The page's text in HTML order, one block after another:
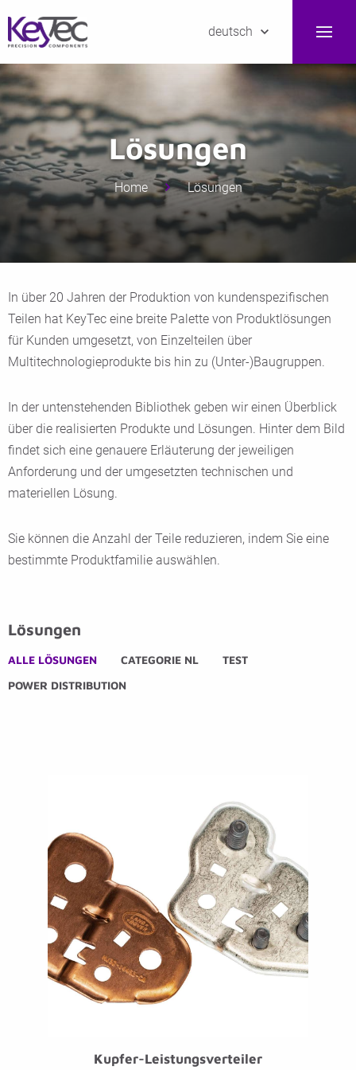
deutsch
Lösungen
Home Lösungen
In über 20 Jahren der Produktion von kundenspezifischen
Teilen hat KeyTec eine breite Palette von Produktlösungen
für Kunden umgesetzt, von Einzelteilen über
Multitechnologieprodukte bis hin zu (Unter-)Baugruppen.
In der untenstehenden Bibliothek geben wir einen Überblick
über die realisierten Produkte und Lösungen. Hinter dem Bild
findet sich eine genauere Erläuterung der jeweiligen
Anforderung und der umgesetzten technischen und
materiellen Lösung.
Sie können die Anzahl der Teile reduzieren, indem Sie eine
bestimmte Produktfamilie auswählen.
Lösungen
ALLE LÖSUNGEN CATEGORIE NL
TEST
POWER DISTRIBUTION
Kupfer-Leistungsverteiler